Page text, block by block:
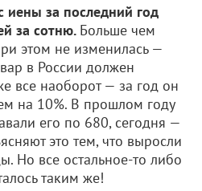
иены за последний год
за сотню. Больше чем
этом не изменилась —
в России должен
все наоборот — за год он
на 10%. В прошлом году
его по 680, сегодня —
это тем, что выросли
Но все остальное-то либо
таким же!